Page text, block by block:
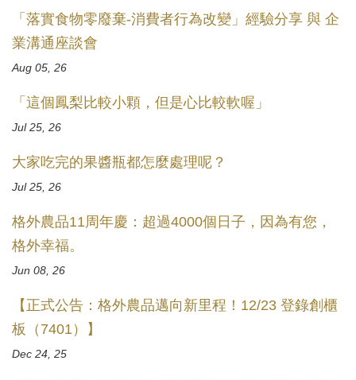
「落實食物零廢棄-消費者行為改變」經驗分享 與 企
業溝通座談會
Aug 05, 26
「這個鳳梨比較小顆，但是心比較軟喔」
Jul 25, 26
大家吃完的果醬瓶都怎麼處理呢？
Jul 25, 26
格外農品11周年慶：超過4000個日子，因為有您，
格外幸福。
Jun 08, 26
【正式公告：格外農品邁向新里程！12/23 登錄創櫃
板（7401）】
Dec 24, 25